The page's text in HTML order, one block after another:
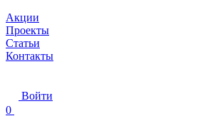
Акции
Проекты
Статьи
Контакты
Войти
0